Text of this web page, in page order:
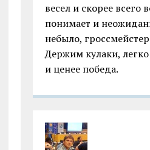
весел и скорее всего
понимает и
небыло,
Держим кулаки,
и ценее победа.